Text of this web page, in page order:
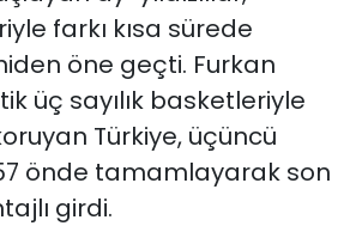
farkı kısa sürede
öne geçti. Furkan
üç sayılık basketleriyle
Türkiye, üçüncü
önde tamamlayarak son
girdi.